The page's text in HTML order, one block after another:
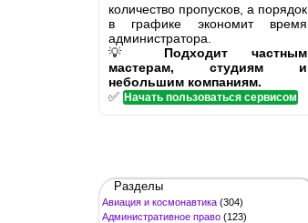
количество пропусков, а порядок
в графике экономит время
администратора.
💡 Подходит частным
мастерам, студиям и
небольшим компаниям.
✅ Начать пользоваться сервисом
Разделы
Авиация и космонавтика (304)
Административное право (123)